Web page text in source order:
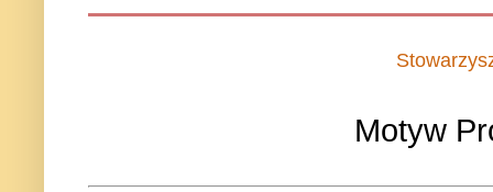
Motyw